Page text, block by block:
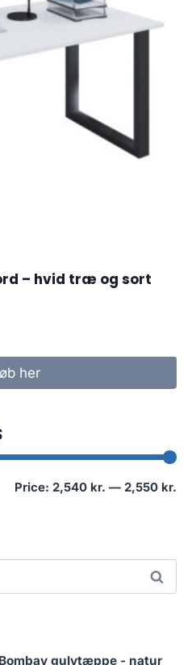
– hvid træ og sort
her
Price: 2,540 kr. — 2,550 kr.
Search
Bombay gulvtæppe - natur